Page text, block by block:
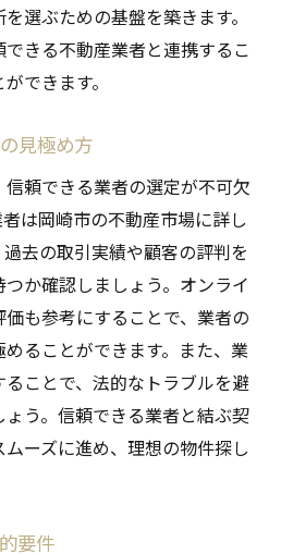
選ぶための基盤を築きます。
きる不動産業者と連携するこ
できます。
見極め方
頼できる業者の選定が不可欠
は岡崎市の不動産市場に詳し
去の取引実績や顧客の評判を
か確認しましょう。オンライ
も参考にすることで、業者の
ることができます。また、業
ことで、法的なトラブルを避
う。信頼できる業者と結ぶ契
ーズに進め、理想の物件探し
要件